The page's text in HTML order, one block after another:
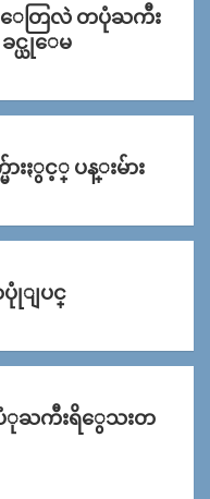
ေတြလဲ တပုံႀကီး
င္ယုေမ
ားႏွင့္ ပန္းမ်ား
ပုုံျပင္
ပံုႀကီးရိွေသးတ